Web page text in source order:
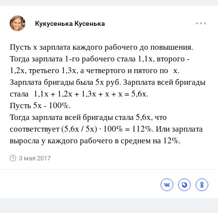
Кукусенька Кусенька
Пусть х зарплата каждого рабочего до повышения.
Тогда зарплата 1-го рабочего стала 1,1х, второго -
1,2х, третьего 1,3х, а четвертого и пятого по х.
Зарплата бригады была 5х руб. Зарплата всей бригады
стала 1,1х + 1,2х + 1,3х + х + х = 5,6х.
Пусть 5х - 100%.
Тогда зарплата всей бригады стала 5,6х, что
соответствует (5,6х / 5х) ∙ 100% = 112%. Или зарплата
выросла у каждого рабочего в среднем на 12%.
3 мая 2017